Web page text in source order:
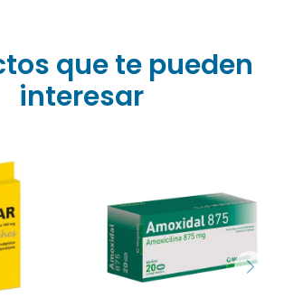
que te pueden
interesar
Antibiótico betalactámico
del grupo de las
aminopenicilinas, con
buena absorción por vía
oral no influida por
alimentos.